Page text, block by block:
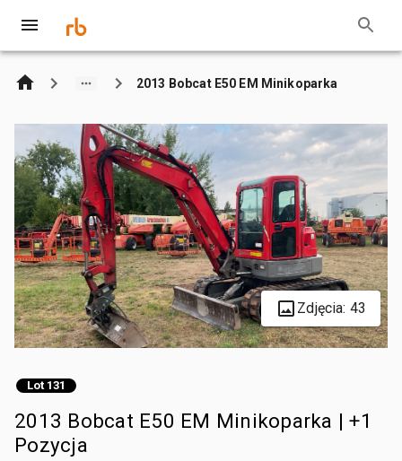
2013 Bobcat E50 EM Minikoparka
Zdjęcia: 43
Lot 131
2013 Bobcat E50 EM Minikoparka | +1
Pozycja